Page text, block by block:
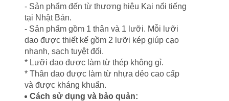
- Sản phẩm đến từ thương hiệu Kai nổi tiếng
tại Nhật Bản.
- Sản phẩm gồm 1 thân và 1 lưỡi. Mỗi lưỡi
dao được thiết kế gồm 2 lưỡi kép giúp cạo
nhanh, sạch tuyệt đối.
* Lưỡi dao được làm từ thép không gỉ.
* Thân dao được làm từ nhựa dẻo cao cấp
và được kháng khuẩn.
Cách sử dụng và bảo quản: